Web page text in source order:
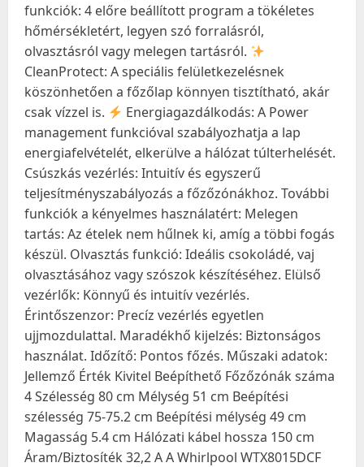
funkciók: 4 előre beállított program a tökéletes
hőmérsékletért, legyen szó forralásról,
olvasztásról vagy melegen tartásról.
CleanProtect: A speciális felületkezelésnek
köszönhetően a főzőlap könnyen tisztítható, akár
csak vízzel is.
Energiagazdálkodás: A Power
management funkcióval szabályozhatja a lap
energiafelvételét, elkerülve a hálózat túlterhelését.
Csúszkás vezérlés: Intuitív és egyszerű
teljesítményszabályozás a főzőzónákhoz. További
funkciók a kényelmes használatért: Melegen
tartás: Az ételek nem hűlnek ki, amíg a többi fogás
készül. Olvasztás funkció: Ideális csokoládé, vaj
olvasztásához vagy szószok készítéséhez. Elülső
vezérlők: Könnyű és intuitív vezérlés.
Érintőszenzor: Precíz vezérlés egyetlen
ujjmozdulattal. Maradékhő kijelzés: Biztonságos
használat. Időzítő: Pontos főzés. Műszaki adatok:
Jellemző Érték Kivitel Beépíthető Főzőzónák száma
4 Szélesség 80 cm Mélység 51 cm Beépítési
szélesség 75-75.2 cm Beépítési mélység 49 cm
Magasság 5.4 cm Hálózati kábel hossza 150 cm
Áram/Biztosíték 32,2 A A Whirlpool WTX8015DCF